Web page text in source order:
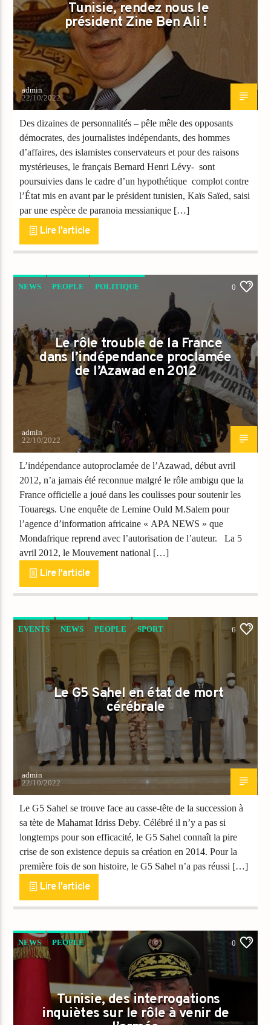
Tunisie, rendez nous le
président Zine Ben Ali !
admin
22/10/2022
Des dizaines de personnalités – pêle mêle des opposants
démocrates, des journalistes indépendants, des hommes
d’affaires, des islamistes conservateurs et pour des raisons
mystérieuses, le français Bernard Henri Lévy- sont
poursuivies dans le cadre d’un hypothétique complot contre
l’État mis en avant par le président tunisien, Kaïs Saïed, saisi
par une espèce de paranoia messianique […]
Lire l'article
NEWS PEOPLE POLITIQUE 0
Le rôle trouble de la France
dans l’indépendance proclamée
de l’Azawad en 2012
admin
22/10/2022
L’indépendance autoproclamée de l’Azawad, début avril
2012, n’a jamais été reconnue malgré le rôle ambigu que la
France officielle a joué dans les coulisses pour soutenir les
Touaregs. Une enquête de Lemine Ould M.Salem pour
l’agence d’information africaine « APA NEWS » que
Mondafrique reprend avec l’autorisation de l’auteur. La 5
avril 2012, le Mouvement national […]
Lire l'article
EVENTS NEWS PEOPLE SPORT 6
Le G5 Sahel en état de mort
cérébrale
admin
22/10/2022
Le G5 Sahel se trouve face au casse-tête de la succession à
sa tète de Mahamat Idriss Deby. Célébré il n’y a pas si
longtemps pour son efficacité, le G5 Sahel connaît la pire
crise de son existence depuis sa création en 2014. Pour la
première fois de son histoire, le G5 Sahel n’a pas réussi […]
Lire l'article
NEWS PEOPLE 0
Tunisie, des interrogations
inquiètes sur le rôle à venir de